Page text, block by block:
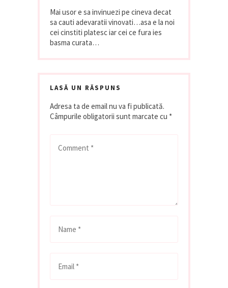
Mai usor e sa invinuezi pe cineva decat
sa cauti adevaratii vinovati…asa e la noi
cei cinstiti platesc iar cei ce fura ies
basma curata…
LASĂ UN RĂSPUNS
Adresa ta de email nu va fi publicată.
Câmpurile obligatorii sunt marcate cu *